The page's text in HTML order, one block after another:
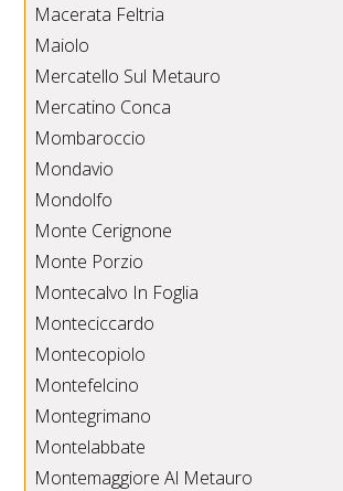
Macerata Feltria
Maiolo
Mercatello Sul Metauro
Mercatino Conca
Mombaroccio
Mondavio
Mondolfo
Monte Cerignone
Monte Porzio
Montecalvo In Foglia
Monteciccardo
Montecopiolo
Montefelcino
Montegrimano
Montelabbate
Montemaggiore Al Metauro